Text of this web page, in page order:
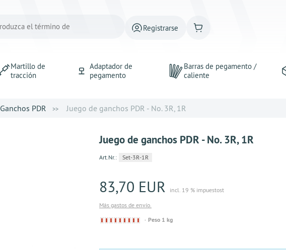
Registrarse
Martillo de
tracción
Adaptador de
pegamento
Barras de pegamento /
caliente
Ganchos PDR Juego de ganchos PDR - No. 3R, 1R
Juego de ganchos PDR - No. 3R, 1R
Art.Nr.: Set-3R-1R
83,70 EUR
incl. 19 % impuestost
Más gastos de envío.
Derzeit
Peso 1 kg